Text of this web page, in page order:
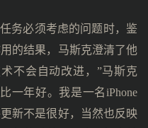
务必须考虑的问题时，鉴
的结果，马斯克澄清了他
不会自动改进，”马斯克
一年好。我是一名iPhone
新不是很好，当然也反映